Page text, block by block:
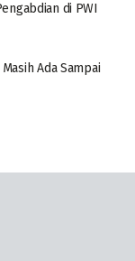
di PWI
Ada Sampai